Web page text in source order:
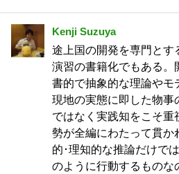
Kenji Suzuya
途上国の開発を専門とす
演習の書籍化でもある。
書的で抽象的な理論やモ
現地の実態に即した物事
ではなく実践知をこそ
勢が全編にわたって貫か
的･理知的な推論だけで
のように行動するものな